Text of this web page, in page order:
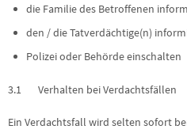
die Familie des Betroffenen
den / die Tatverdächtige(n)
Polizei oder Behörde einschalten
3.1 Verhalten bei Verdachtsfällen
Ein Verdachtsfall wird selten sofort